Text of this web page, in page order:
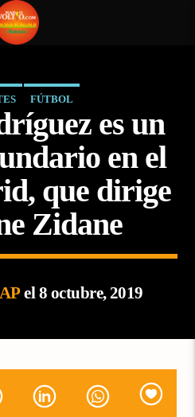
FÚTBOL
es un
en el
que dirige
Zidane
el 8 octubre, 2019